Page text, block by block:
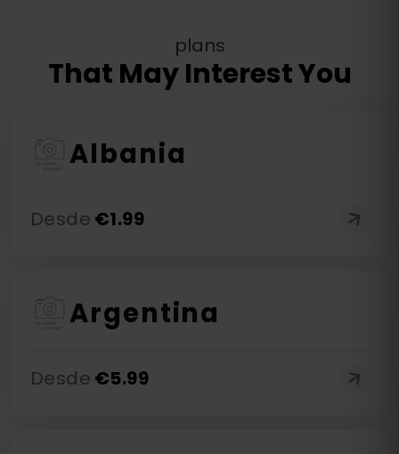
plans
That May Interest You
Albania
Desde €1.99
Argentina
Desde €5.99